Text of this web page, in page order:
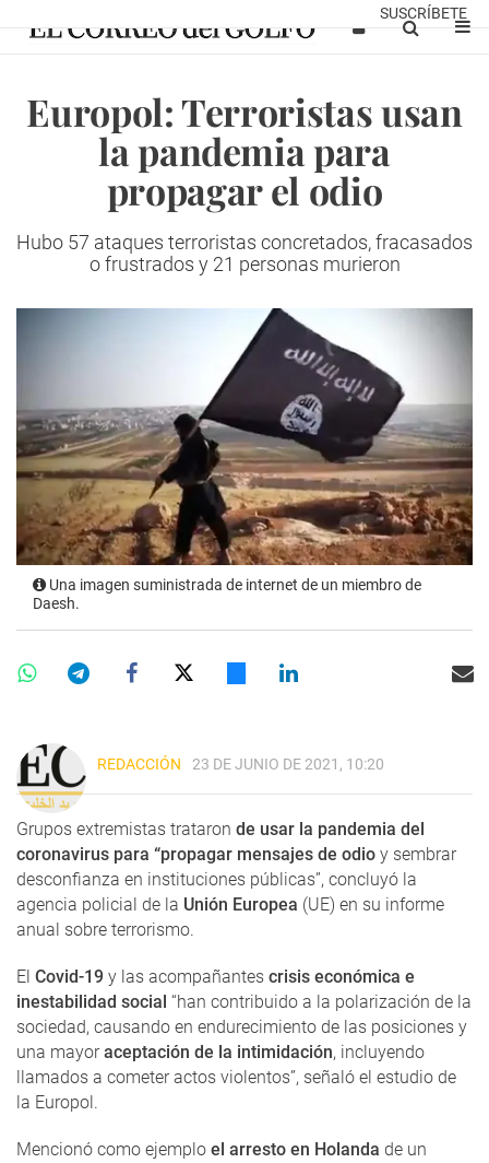
SUSCRÍBETE
Europol: Terroristas usan
la pandemia para
propagar el odio
Hubo 57 ataques terroristas concretados, fracasados
​​o frustrados y 21 personas murieron
Una imagen suministrada de internet de un miembro de
Daesh.
REDACCIÓN 23 DE JUNIO DE 2021, 10:20
Grupos extremistas trataron de usar la pandemia del
coronavirus para “propagar mensajes de odio y sembrar
desconfianza en instituciones públicas”, concluyó la
agencia policial de la Unión Europea (UE) en su informe
anual sobre terrorismo.
El Covid-19 y las acompañantes crisis económica e
inestabilidad social “han contribuido a la polarización de la
sociedad, causando en endurecimiento de las posiciones y
una mayoraceptación de la intimidación, incluyendo
llamados a cometer actos violentos”, señaló el estudio de
la Europol.
Mencionó como ejemplo el arresto en Holanda de un